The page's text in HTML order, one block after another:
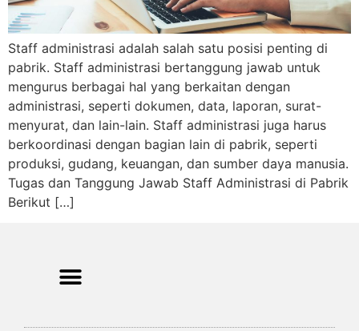
Staff administrasi adalah salah satu posisi penting di
pabrik. Staff administrasi bertanggung jawab untuk
mengurus berbagai hal yang berkaitan dengan
administrasi, seperti dokumen, data, laporan, surat-
menyurat, dan lain-lain. Staff administrasi juga harus
berkoordinasi dengan bagian lain di pabrik, seperti
produksi, gudang, keuangan, dan sumber daya manusia.
Tugas dan Tanggung Jawab Staff Administrasi di Pabrik
Berikut […]